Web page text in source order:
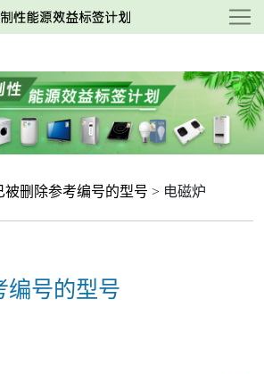
被删除参考编号的型号 > 电磁炉
编号的型号